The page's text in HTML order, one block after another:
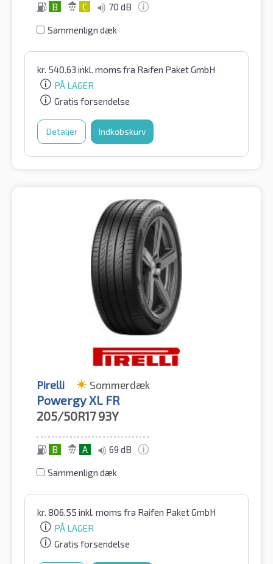
B C 70 dB
Sammenlign dæk
kr. 540.63 inkl. moms fra Raifen Paket GmbH
PÅ LAGER
Gratis forsendelse
Detaljer Indkøbskurv
Pirelli Sommerdæk
Powergy XL FR
205/50R17 93Y
B A 69 dB
Sammenlign dæk
kr. 806.55 inkl. moms fra Raifen Paket GmbH
PÅ LAGER
Gratis forsendelse